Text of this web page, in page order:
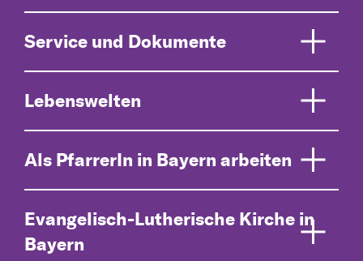
Service und Dokumente
Lebenswelten
Als PfarrerIn in Bayern arbeiten
Evangelisch-Lutherische Kirche in
Bayern